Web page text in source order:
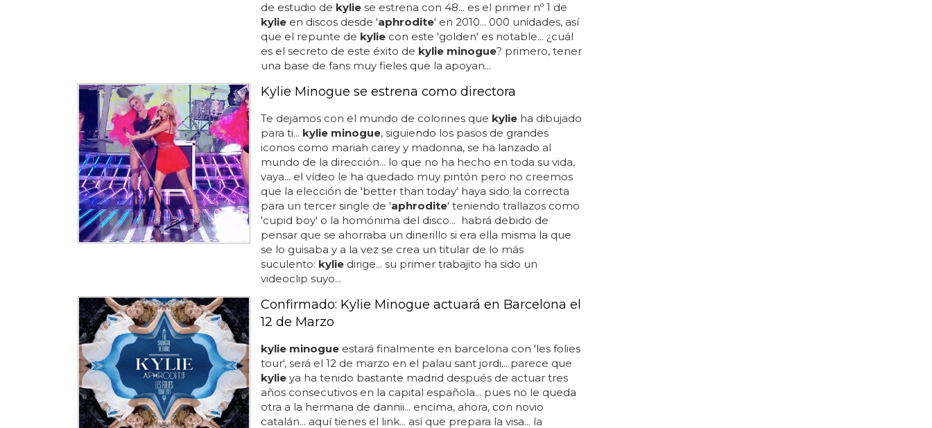
de estudio de kyliese estrena con 48... es el primer nº 1 de
kylieen discos desde 'aphrodite' en 2010... 000 unidades, así
que el repunte de kyliecon este 'golden' es notable... ¿cuál
es el secreto de este éxito de kylie minogue? primero, tener
una base de fans muy fieles que la apoyan...
Kylie Minogue se estrena como directora
Te dejamos con el mundo de colorines que kylieha dibujado
para ti... kylie minogue, siguiendo los pasos de grandes
iconos como mariah carey y madonna, se ha lanzado al
mundo de la dirección... lo que no ha hecho en toda su vida,
vaya... el vídeo le ha quedado muy pintón pero no creemos
que la elección de 'better than today' haya sido la correcta
para un tercer single de 'aphrodite' teniendo trallazos como
'cupid boy' o la homónima del disco... habrá debido de
pensar que se ahorraba un dinerillo si era ella misma la que
se lo guisaba y a la vez se crea un titular de lo más
suculento: kyliedirige... su primer trabajito ha sido un
videoclip suyo...
Confirmado: Kylie Minogue actuará en Barcelona el
12 de Marzo
kylie minogueestará finalmente en barcelona con 'les folies
tour', será el 12 de marzo en el palau sant jordi... parece que
kylieya ha tenido bastante madrid después de actuar tres
años consecutivos en la capital española... pues no le queda
otra a la hermana de dannii... encima, ahora, con novio
catalán... aquí tienes el link... así que prepara la visa... la